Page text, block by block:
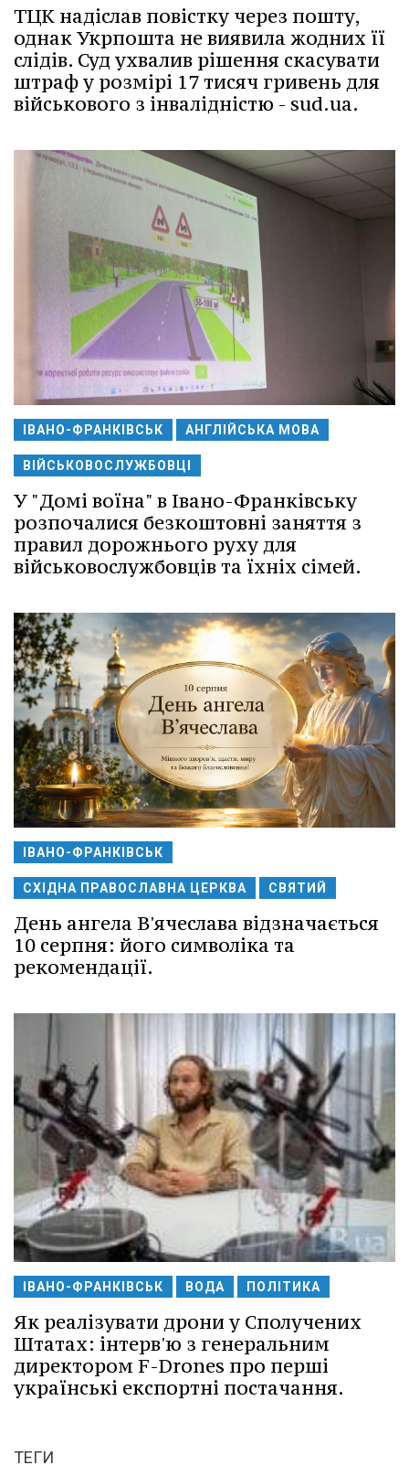
ТЦК надіслав повістку через пошту,
однак Укрпошта не виявила жодних її
слідів. Суд ухвалив рішення скасувати
штраф у розмірі 17 тисяч гривень для
військового з інвалідністю - sud.ua.
ІВАНО-ФРАНКІВСЬК АНГЛІЙСЬКА МОВА
ВІЙСЬКОВОСЛУЖБОВЦІ
У "Домі воїна" в Івано-Франківську
розпочалися безкоштовні заняття з
правил дорожнього руху для
військовослужбовців та їхніх сімей.
ІВАНО-ФРАНКІВСЬК
СХІДНА ПРАВОСЛАВНА ЦЕРКВА СВЯТИЙ
День ангела В'ячеслава відзначається
10 серпня: його символіка та
рекомендації.
ІВАНО-ФРАНКІВСЬК ВОДА ПОЛІТИКА
Як реалізувати дрони у Сполучених
Штатах: інтерв'ю з генеральним
директором F-Drones про перші
українські експортні постачання.
ТЕГИ